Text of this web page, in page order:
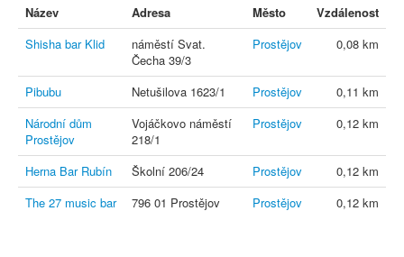
Název Adresa Město
Vzdálenost
Shisha bar Klid
náměstí Svat.
Čecha 39/3
Prostějov 0,08 km
Pibubu Netušilova 1623/1 Prostějov
0,11 km
Národní dům
Prostějov
Vojáčkovo náměstí
218/1
Prostějov 0,12 km
Herna Bar Rubín Školní 206/24 Prostějov
0,12 km
The 27 music bar
796 01 Prostějov Prostějov 0,12 km